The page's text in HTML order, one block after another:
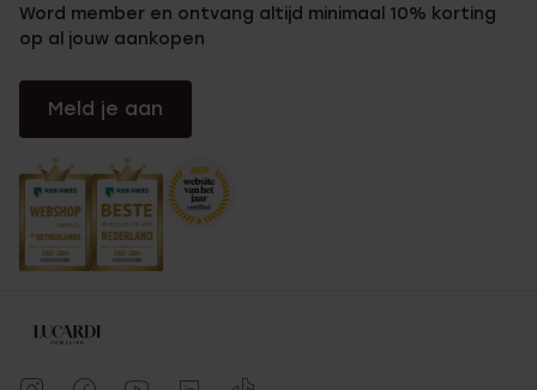
Word member en ontvang altijd minimaal 10% korting
op al jouw aankopen
Meld je aan